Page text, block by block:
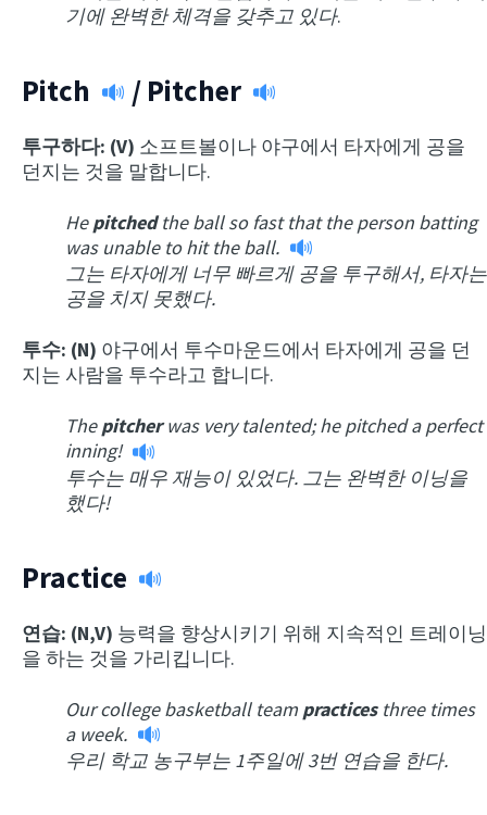
기에 완벽한 체격을 갖추고 있다.
Pitch / Pitcher
투구하다: (V) 소프트볼이나 야구에서 타자에게 공을
던지는 것을 말합니다.
Hepitchedthe ball so fast that the person batting
was unable to hit the ball.
그는 타자에게 너무 빠르게 공을 투구해서, 타자는
공을 치지 못했다.
투수: (N) 야구에서 투수마운드에서 타자에게 공을 던
지는 사람을 투수라고 합니다.
Thepitcherwas very talented; he pitched a perfect
inning!
투수는 매우 재능이 있었다. 그는 완벽한 이닝을
했다!
Practice
연습: (N,V) 능력을 향상시키기 위해 지속적인 트레이닝
을 하는 것을 가리킵니다.
Our college basketball team practicesthree times
a week.
우리 학교 농구부는 1주일에 3번 연습을 한다.